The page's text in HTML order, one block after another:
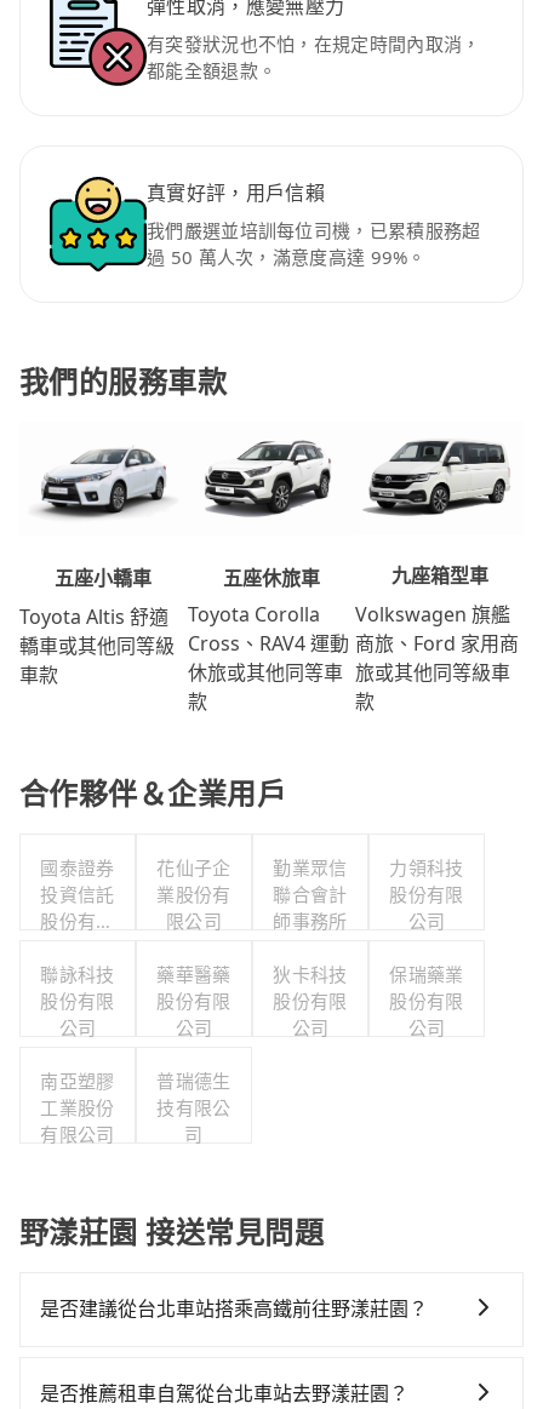
彈性取消，應變無壓力
有突發狀況也不怕，在規定時間內取消，
都能全額退款。
真實好評，用戶信賴
我們嚴選並培訓每位司機，已累積服務超
過 50 萬人次，滿意度高達 99%。
我們的服務車款
五座小轎車
Toyota Altis 舒適
轎車或其他同等級
車款
五座休旅車
Toyota Corolla
Cross、RAV4 運動
休旅或其他同等車
款
九座箱型車
Volkswagen 旗艦
商旅、Ford 家用商
旅或其他同等級車
款
合作夥伴＆企業用戶
國泰證券
投資信託
股份有限
花仙子企
業股份有
限公司
勤業眾信
聯合會計
師事務所
力領科技
股份有限
公司
聯詠科技
股份有限
公司
藥華醫藥
股份有限
公司
狄卡科技
股份有限
公司
保瑞藥業
股份有限
公司
南亞塑膠
工業股份
有限公司
普瑞德生
技有限公
司
野漾莊園 接送常見問題
是否建議從台北車站搭乘高鐵前往野漾莊園？
時、轉車麻煩！從最早06:26一直到23:00，台北-新竹一
是否推薦租車自駕從台北車站去野漾莊園？